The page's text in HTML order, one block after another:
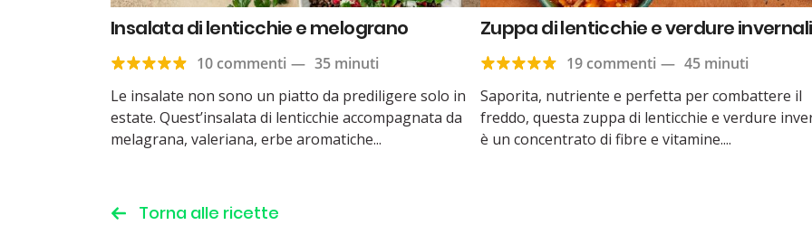
Insalata di lenticchie e melograno
10 commenti — 35 minuti
Le insalate non sono un piatto da prediligere solo in
estate. Quest’insalata di lenticchie accompagnata da
melagrana, valeriana, erbe aromatiche...
Zuppa di lenticchie e verdure invernali
19 commenti — 45 minuti
Saporita, nutriente e perfetta per combattere il
freddo, questa zuppa di lenticchie e verdure
è un concentrato di fibre e vitamine....
Torna alle ricette